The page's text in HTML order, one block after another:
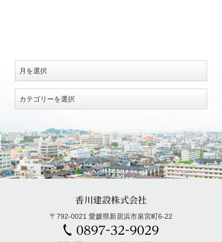
香川建設株式会社
〒792-0021 愛媛県新居浜市泉宮町6-22